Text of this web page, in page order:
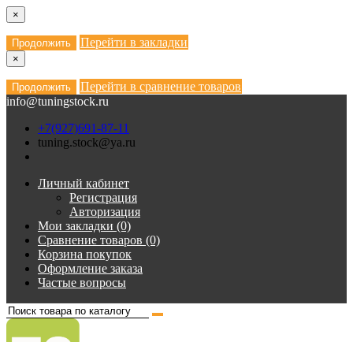
×
Продолжить Перейти в закладки
×
Продолжить
Перейти в сравнение товаров
info@tuningstock.ru
+7(927)691-87-11
tuning.stock@ya.ru
Личный кабинет
Регистрация
Авторизация
Мои закладки (0)
Сравнение товаров (0)
Корзина покупок
Оформление заказа
Частые вопросы